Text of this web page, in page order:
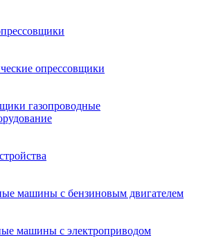
опрессовщики
газопроводные
машины с бензиновым двигателем
машины с электроприводом